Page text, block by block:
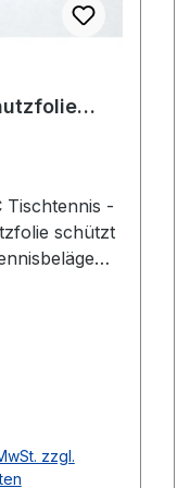
Tischtennis -
schützt
leicht
zzgl.